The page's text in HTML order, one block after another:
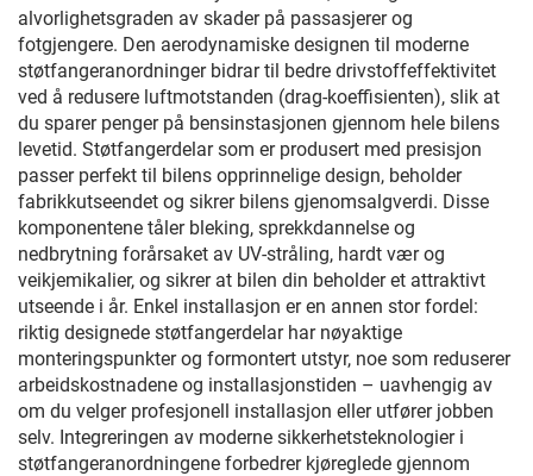
alvorlighetsgraden av skader på passasjerer og
fotgjengere. Den aerodynamiske designen til moderne
støtfangeranordninger bidrar til bedre drivstoffeffektivitet
ved å redusere luftmotstanden (drag-koeffisienten), slik at
du sparer penger på bensinstasjonen gjennom hele bilens
levetid. Støtfangerdelar som er produsert med presisjon
passer perfekt til bilens opprinnelige design, beholder
fabrikkutseendet og sikrer bilens gjenomsalgverdi. Disse
komponentene tåler bleking, sprekkdannelse og
nedbrytning forårsaket av UV-stråling, hardt vær og
veikjemikalier, og sikrer at bilen din beholder et attraktivt
utseende i år. Enkel installasjon er en annen stor fordel:
riktig designede støtfangerdelar har nøyaktige
monteringspunkter og formontert utstyr, noe som reduserer
arbeidskostnadene og installasjonstiden – uavhengig av
om du velger profesjonell installasjon eller utfører jobben
selv. Integreringen av moderne sikkerhetsteknologier i
støtfangeranordningene forbedrer kjøreglede gjennom